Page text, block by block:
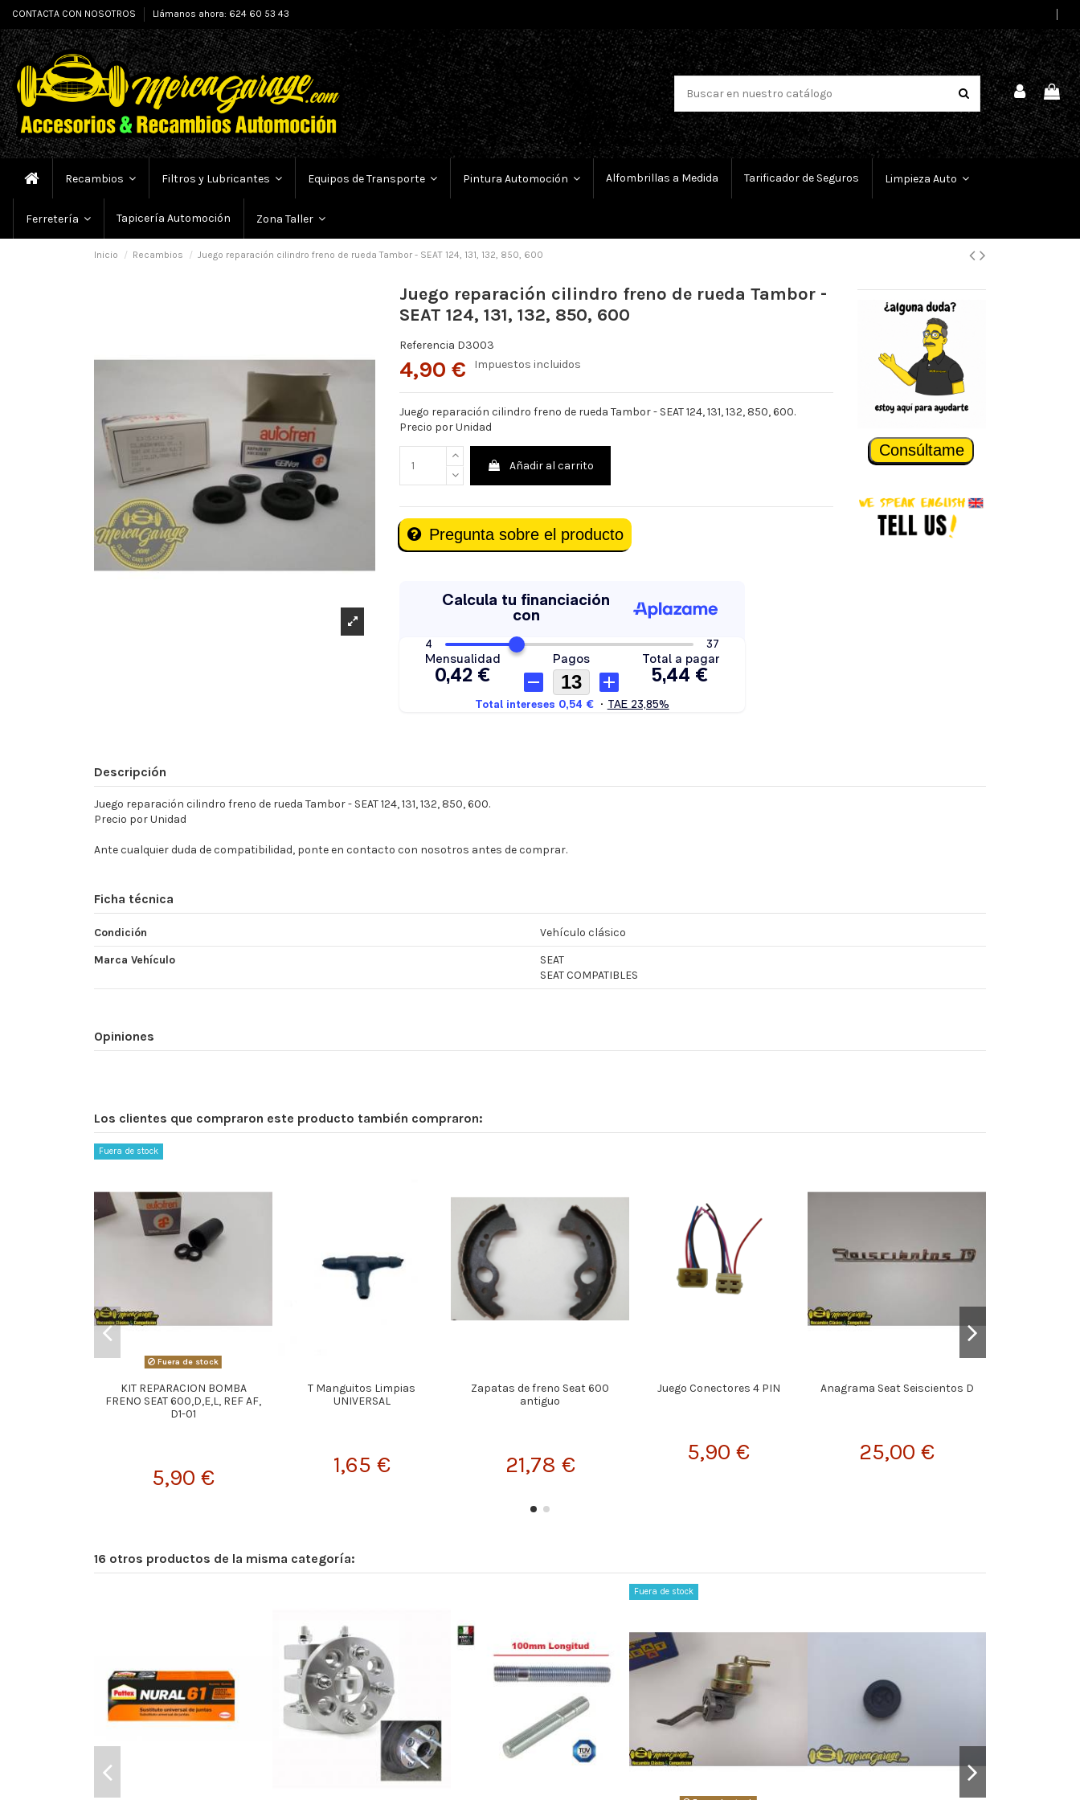
CONTACTA CON NOSOTROS Llámanos ahora: 624 60 53 43
Recambios Filtros y Lubricantes Equipos de Transporte Pintura Automoción Alfombrillas a Medida Tarificador de Seguros Limpieza Auto
Ferretería Tapicería Automoción Zona Taller
Inicio Recambios Juego reparación cilindro freno de rueda Tambor - SEAT 124, 131, 132, 850, 600
Juego reparación cilindro freno de rueda Tambor -
SEAT 124, 131, 132, 850, 600
Referencia D3003
4,90 € Impuestos incluidos
Juego reparación cilindro freno de rueda Tambor - SEAT 124, 131, 132, 850, 600.
Precio por Unidad
Añadir al carrito
Pregunta sobre el producto
Consúltame
Descripción
Juego reparación cilindro freno de rueda Tambor - SEAT 124, 131, 132, 850, 600.
Precio por Unidad
Ante cualquier duda de compatibilidad, ponte en contacto con nosotros antes de comprar.
Ficha técnica
Condición
Vehículo clásico
Marca Vehículo
SEAT
SEAT COMPATIBLES
Opiniones
Los clientes que compraron este producto también compraron:
Fuera de stock
Fuera de stock
KIT REPARACION BOMBA
FRENO SEAT 600,D,E,L, REF AF,
D1-01
5,90 €
T Manguitos Limpias
UNIVERSAL
1,65 €
Zapatas de freno Seat 600
antiguo
21,78 €
Juego Conectores 4 PIN
5,90 €
Anagrama Seat Seiscientos D
25,00 €
16 otros productos de la misma categoría:
Fuera de stock